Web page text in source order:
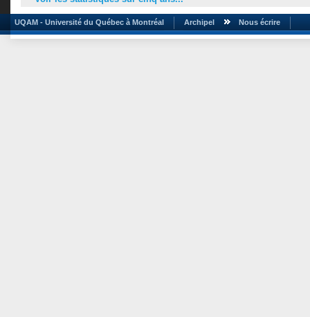
UQAM - Université du Québec à Montréal Archipel Nous écrire